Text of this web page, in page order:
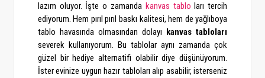
lazım oluyor. İşte o zamanda kanvas tablo ları tercih
ediyorum. Hem pırıl pırıl baskı kalitesi, hem de yağlıboya
tablo havasında olmasından dolayı
kanvas tabloları
severek kullanıyorum. Bu tablolar aynı zamanda çok
güzel bir hediye alternatifi olabilir diye düşünüyorum.
İster evinize uygun hazır tabloları alıp asabilir, isterseniz